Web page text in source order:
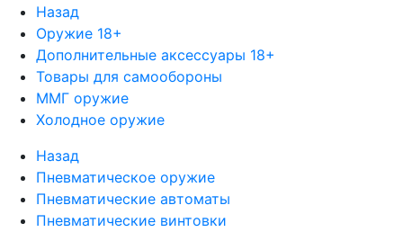
Назад
Оружие 18+
Дополнительные аксессуары 18+
Товары для самообороны
ММГ оружие
Холодное оружие
Назад
Пневматическое оружие
Пневматические автоматы
Пневматические винтовки